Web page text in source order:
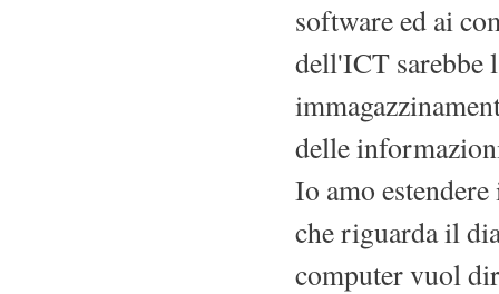
software ed ai
dell'ICT sarebbe
delle
Io amo
che riguarda il
computer vuol